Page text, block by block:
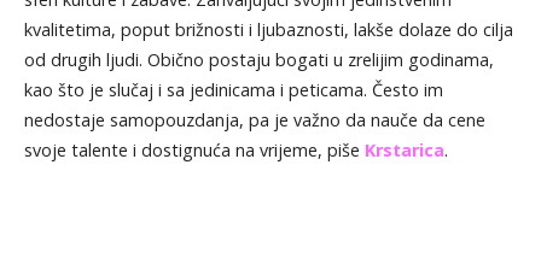
kvalitetima, poput brižnosti i ljubaznosti, lakše dolaze do cilja
od drugih ljudi. Obično postaju bogati u zrelijim godinama,
kao što je slučaj i sa jedinicama i peticama. Često im
nedostaje samopouzdanja, pa je važno da nauče da cene
svoje talente i dostignuća na vrijeme, piše Krstarica.